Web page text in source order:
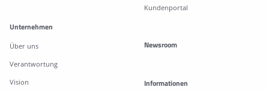
Kundenportal
Unternehmen
Über uns
Verantwortung
Vision
Newsroom
Informationen